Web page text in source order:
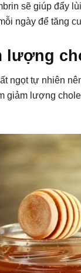
sẽ giúp đẩy
ngày để tăng
lượng
ngọt tự nhiên
giảm lượng